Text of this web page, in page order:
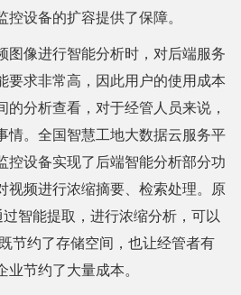
设备的扩容提供了保障。
图像进行智能分析时，对后端服务
要求非常高，因此用户的使用成本
分析查看，对于经管人员来说，
情。全国智慧工地大数据云服务平
控设备实现了后端智能分析部分功
视频进行浓缩摘要、检索处理。原
智能提取，进行浓缩分析，可以
节约了存储空间，也让经管者有
节约了大量成本。